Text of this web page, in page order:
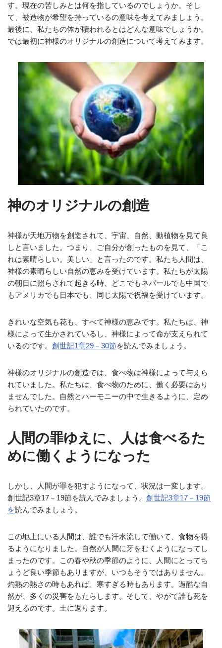
す。現在の苦しみとは何を指しているのでしょうか。そし
て、被造物が希望を持っているの意味を考えてみましょう。
最後に、私たちの体が贖われるとはどんな意味でしょうか。
では最初に神様のオリジナルの創造について考えてみます。
神のオリジナルの創造
神様が天地万物を創造されて、宇宙、自然、動植物を見て良
しと言いました。つまり、ご自分が創ったものを見て、「こ
れは素晴らしい。美しい」と言ったのです。私たち人間は、
神様の素晴らしい自然の恵みを受けています。私たちが太陽
の朝日に照らされて起きる時、どこでもネパールでも中国で
もアメリカでも日本でも、同じ太陽で祝福を受けています。
きれいな空気も花も、すべて神様の恵みです。私たちは、神
様によって生かされているし、神様によって命が支えられて
いるのです。 創世記1章29－30節を読んでみましょう。
神様のオリジナルの創造では、食べ物は神様によって与えら
れていました。私たちは、食べ物のために、働く必要はあり
ませんでした。自然とハーモニーの中で生きるように、定め
られていたのです。
人間の罪ゆえに、人は食べるた
めに働くようになった
しかし、人間が罪を犯すようになって、状況は一変します。
創世記3章17－19節を読んでみましょう。 創世記3章17－19節
を読んでみましょう。
この地上にいる人間は、誰でも汗水流して働いて、食物を得
るようになりました。自然が人間に牙をむくようになってし
まったのです。この春や秋の季節のように、人間にとってち
ょうど良い季節もありますが、いつもそうではありません。
灼熱の熱さの時もあれば、寒すぎる時もあります。過酷な自
然が、多くの災害をもたらします。そして、やがて誰も死を
迎えるのです。土に返ります。